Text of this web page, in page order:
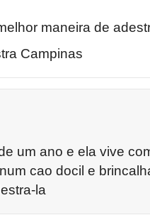
maneira de
Campinas
um ano e ela vive
cao docil e
la